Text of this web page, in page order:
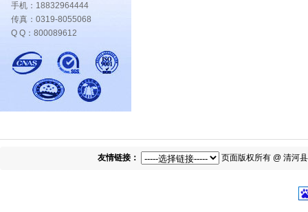
手机：18832964444
传真：0319-8055068
Q Q：800089612
友情链接： 页面版权所有 @ 清河